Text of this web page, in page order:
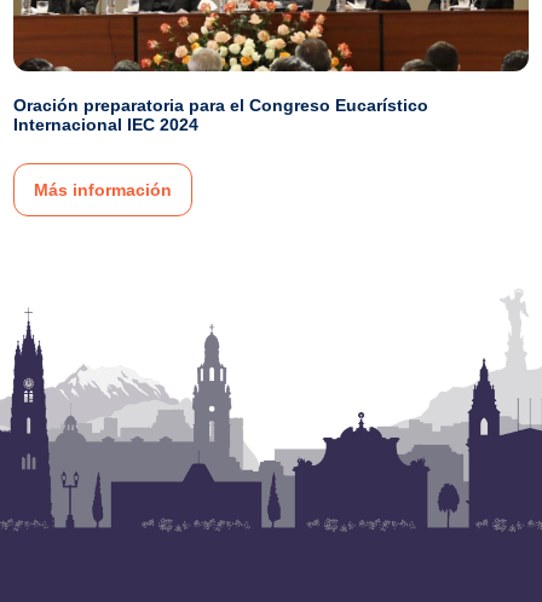
Oración preparatoria para el Congreso Eucarístico
Internacional IEC 2024
Más información